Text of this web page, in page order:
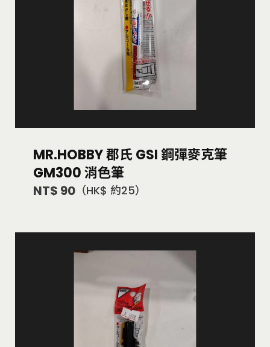
MR.HOBBY 郡氏 GSI 鋼彈麥克筆
GM300 消色筆
NT$ 90 （HK$ 約25）